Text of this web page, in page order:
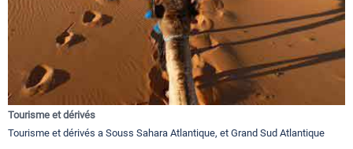
Tourisme et dérivés
Tourisme et dérivés a Souss Sahara Atlantique, et Grand Sud Atlantique